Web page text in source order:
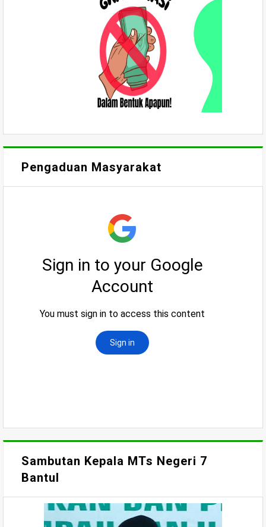
Pengaduan Masyarakat
Sambutan Kepala MTs Negeri 7
Bantul